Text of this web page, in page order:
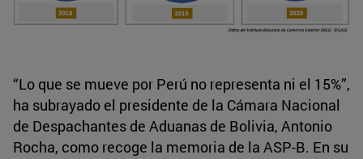
“Lo que se mueve por Perú no representa ni el 15%”,
ha subrayado el presidente de la Cámara Nacional
de Despachantes de Aduanas de Bolivia, Antonio
Rocha, como recoge la memoria de la ASP-B. En su